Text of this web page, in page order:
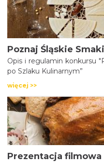
potwierdzający jakość dań i
Opis i regulamin konkursu
po Szlaku Kulinarnym”
więcej >>
Prezentacja filmowa